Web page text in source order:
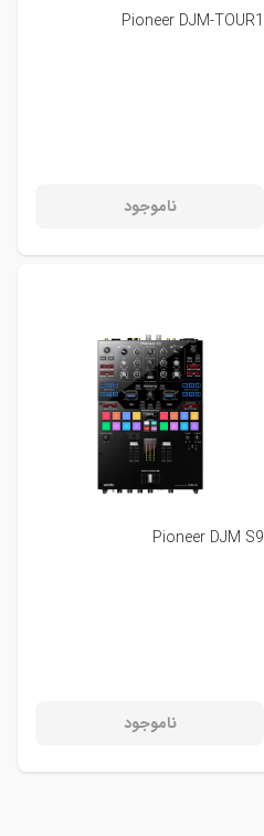
Pioneer DJM-TOUR1
ناموجود
Pioneer DJM S9
ناموجود